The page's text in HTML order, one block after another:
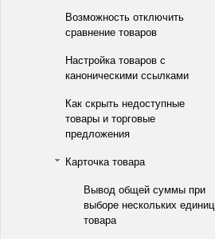
Возможность отключить
сравнение товаров
Настройка товаров с
каноническими ссылками
Как скрыть недоступные
товары и торговые
предложения
Карточка товара
Вывод общей суммы при
выборе нескольких единиц
товара